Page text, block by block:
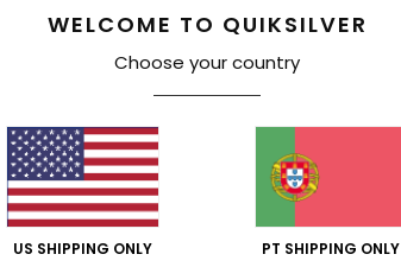
WELCOME TO QUIKSILVER
Choose your country
US SHIPPING ONLY PT SHIPPING ONLY